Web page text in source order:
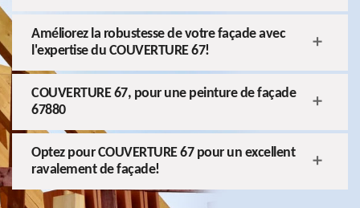
Améliorez la robustesse de votre façade avec
l'expertise du COUVERTURE 67!
COUVERTURE 67, pour une peinture de façade
67880
Optez pour COUVERTURE 67 pour un excellent
ravalement de façade!